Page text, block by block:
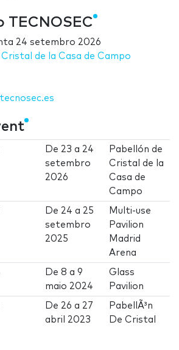
TECNOSEC
24 setembro 2026
de la Casa de Campo
tecnosec.es
De 23 a 24
setembro
2026
Pabellón de
Cristal de la
Casa de
Campo
De 24 a 25
setembro
2025
Multi-use
Pavilion
Madrid
Arena
De8 a9
maio 2024
Glass
Pavilion
De 26 a 27
abril 2023
PabellÃ³n
De Cristal